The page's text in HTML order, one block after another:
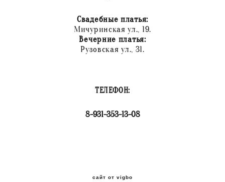
Свадебные платья:
Мичуринская ул., 19.
Вечерние платья:
Рузовская ул., 31.
ТЕЛЕФОН:
8-931-353-13-08
сайт от vigbo